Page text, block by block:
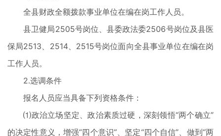
全县财政全额拨款事业单位在编在岗工作人员。
县卫健局2505号岗位、县委政法委2506号岗位及县医
保局2513、2514、2515号岗位面向全县事业单位在编在岗
工作人员。
2.选调条件
报名人员应当具备下列资格条件：
⑴政治立场坚定、政治素质过硬，深刻领悟“两个确立”
的决定性意义，增强“四个意识”、坚定“四个自信”、做到“两